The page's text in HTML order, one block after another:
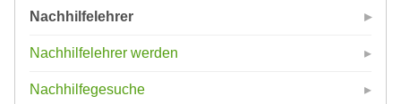
Nachhilfelehrer
Nachhilfelehrer werden
Nachhilfegesuche